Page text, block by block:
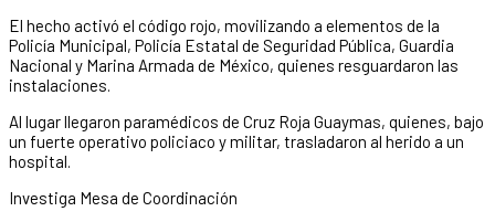
El hecho activó el código rojo, movilizando a elementos de la
Policía Municipal, Policía Estatal de Seguridad Pública, Guardia
Nacional y Marina Armada de México, quienes resguardaron las
instalaciones.
Al lugar llegaron paramédicos de Cruz Roja Guaymas, quienes, bajo
un fuerte operativo policiaco y militar, trasladaron al herido a un
hospital.
Investiga Mesa de Coordinación